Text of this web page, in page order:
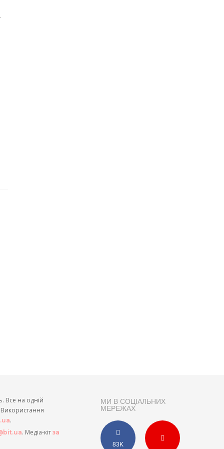
МИ В СОЦІАЛЬНИХ
МЕРЕЖАХ
83K
Все на одній
Використання
.
. Медіа-кіт за